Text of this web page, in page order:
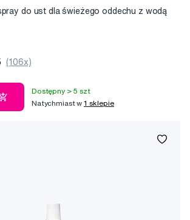
do ust dla świeżego oddechu z wodą
(106x)
Dostępny > 5 szt
Natychmiast w1 sklepie